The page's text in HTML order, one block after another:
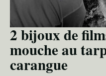
2 bijoux de
mouche au
carangue